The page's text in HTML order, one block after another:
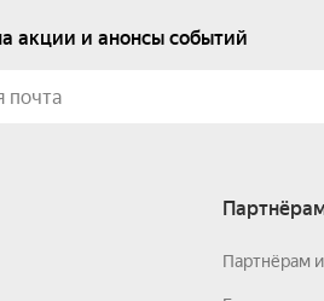
акции и анонсы событий
Партнёрам